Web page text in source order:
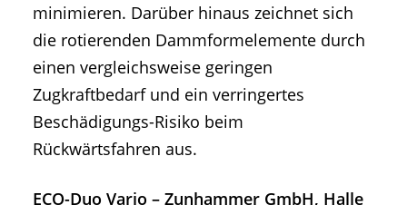
minimieren. Darüber hinaus zeichnet sich
die rotierenden Dammformelemente durch
einen vergleichsweise geringen
Zugkraftbedarf und ein verringertes
Beschädigungs-Risiko beim
Rückwärtsfahren aus.
ECO-Duo Vario – Zunhammer GmbH, Halle